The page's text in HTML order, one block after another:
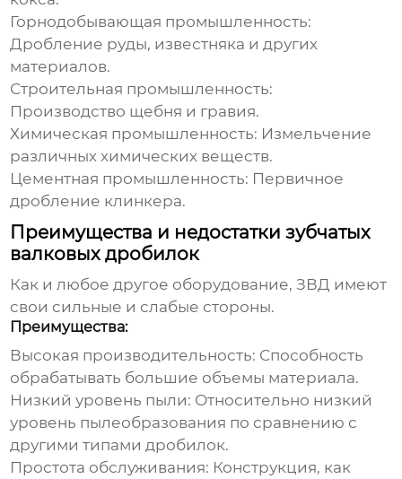
Горнодобывающая промышленность:
Дробление руды, известняка и других
материалов.
Строительная промышленность:
Производство щебня и гравия.
Химическая промышленность: Измельчение
различных химических веществ.
Цементная промышленность: Первичное
дробление клинкера.
Преимущества и недостатки зубчатых
валковых дробилок
Как и любое другое оборудование, ЗВД имеют
свои сильные и слабые стороны.
Преимущества:
Высокая производительность: Способность
обрабатывать большие объемы материала.
Низкий уровень пыли: Относительно низкий
уровень пылеобразования по сравнению с
другими типами дробилок.
Простота обслуживания: Конструкция, как